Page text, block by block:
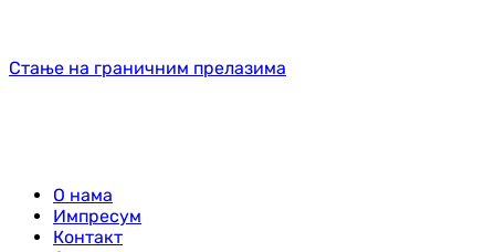
Стање на граничним прелазима
О нама
Импресум
Контакт